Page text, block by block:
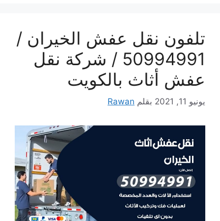
تلفون نقل عفش الخيران /
50994991 / شركة نقل
عفش أثاث بالكويت
يونيو 11, 2021 بقلم Rawan